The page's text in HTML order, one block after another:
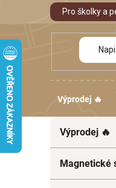
Pro školky a
Výprodej 🔥
kategorie
t
g
Výprodej 🔥
Magnetické